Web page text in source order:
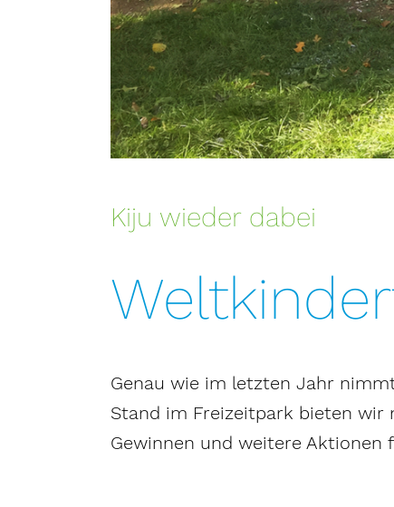
Kiju wieder dabei
Genau wie im letzten Jahr
Stand im Freizeitpark bieten
Gewinnen und weitere Aktionen